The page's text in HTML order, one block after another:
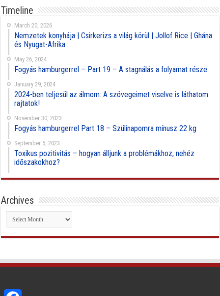
Timeline
March 20, 2026
Nemzetek konyhája | Csirkerizs a világ körül | Jollof Rice | Ghána
és Nyugat-Afrika
May 26, 2024
Fogyás hamburgerrel – Part 19 – A stagnálás a folyamat része
January 29, 2024
2024-ben teljesül az álmom: A szövegeimet viselve is láthatom
rajtatok!
November 30, 2023
Fogyás hamburgerrel Part 18 – Szülinapomra mínusz 22 kg
September 5, 2023
Toxikus pozitivitás – hogyan álljunk a problémákhoz, nehéz
időszakokhoz?
Archives
Archives